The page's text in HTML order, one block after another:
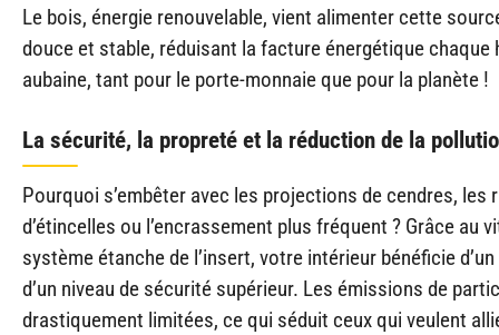
Le bois, énergie renouvelable, vient alimenter cette
douce et stable, réduisant la facture énergétique chaque
aubaine, tant pour le porte-monnaie que pour la planète !
La sécurité, la propreté et la réduction de la
Pourquoi s’embêter avec les projections de cendres, les
d’étincelles ou l’encrassement plus fréquent ? Grâce au
système étanche de l’insert, votre intérieur bénéficie
d’un niveau de sécurité supérieur. Les émissions de
drastiquement limitées, ce qui séduit ceux qui veulent